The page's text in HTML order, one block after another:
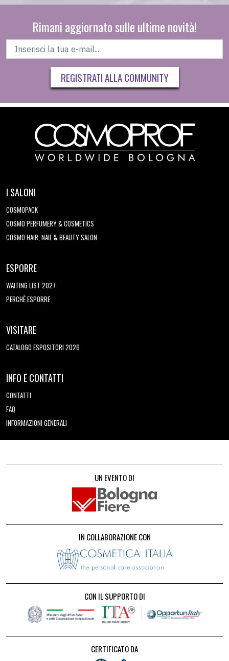
Rimani aggiornato sulle ultime novità!
REGISTRATI ALLA COMMUNITY
I SALONI
COSMOPACK
COSMO PERFUMERY & COSMETICS
COSMO HAIR, NAIL & BEAUTY SALON
ESPORRE
WAITING LIST 2027
PERCHÈ ESPORRE
VISITARE
CATALOGO ESPOSITORI 2026
INFO E CONTATTI
CONTATTI
FAQ
INFORMAZIONI GENERALI
UN EVENTO DI
IN COLLABORAZIONE CON
CON IL SUPPORTO DI
CERTIFICATO DA